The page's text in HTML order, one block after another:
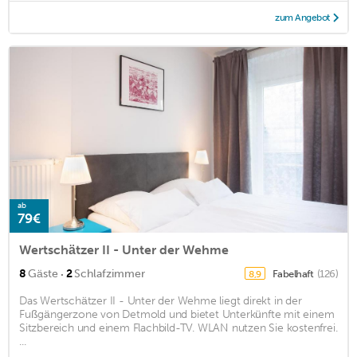
zum Angebot
ab
79€
Wertschätzer II - Unter der Wehme
8Gäste · 2Schlafzimmer 8,9 Fabelhaft (126)
Das Wertschätzer II - Unter der Wehme liegt direkt in der
Fußgängerzone von Detmold und bietet Unterkünfte mit einem
Sitzbereich und einem Flachbild-TV. WLAN nutzen Sie kostenfrei.
...